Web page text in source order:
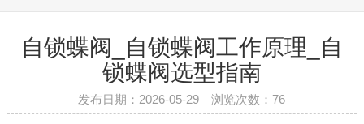
自锁蝶阀_自锁蝶阀工作原理_自
锁蝶阀选型指南
发布日期：2026-05-29 浏览次数：76